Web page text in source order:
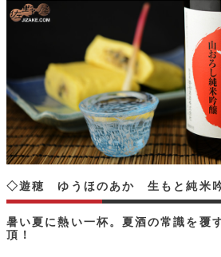
暑い夏に熱い一杯。夏酒の常識を覆
頂！
◇遊穂 ゆうほのあか 生もと純米